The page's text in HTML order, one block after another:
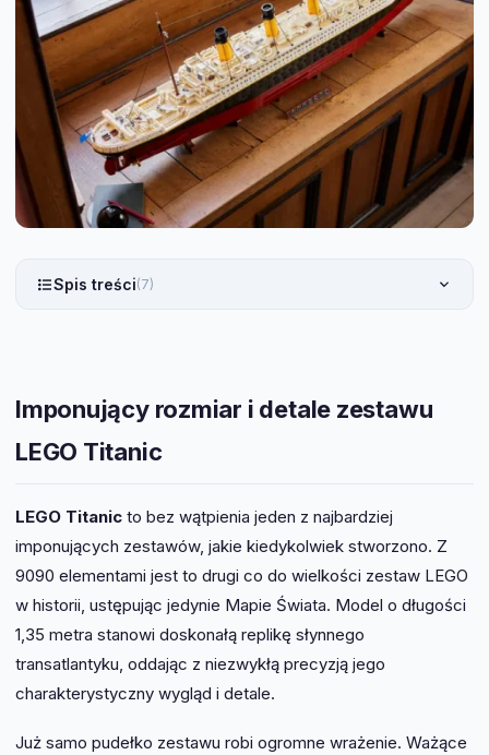
Spis treści(7)
Imponujący rozmiar i detale zestawu
LEGO Titanic
LEGO Titanic to bez wątpienia jeden z najbardziej
imponujących zestawów, jakie kiedykolwiek stworzono. Z
9090 elementami jest to drugi co do wielkości zestaw LEGO
w historii, ustępując jedynie Mapie Świata. Model o długości
1,35 metra stanowi doskonałą replikę słynnego
transatlantyku, oddając z niezwykłą precyzją jego
charakterystyczny wygląd i detale.
Już samo pudełko zestawu robi ogromne wrażenie. Ważące